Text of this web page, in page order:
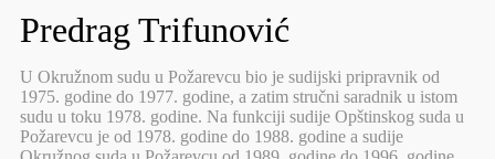
Predrag Trifunović
U Okružnom sudu u Požarevcu bio je sudijski pripravnik od
1975. godine do 1977. godine, a zatim stručni saradnik u istom
sudu u toku 1978. godine. Na funkciji sudije Opštinskog suda u
Požarevcu je od 1978. godine do 1988. godine a sudije